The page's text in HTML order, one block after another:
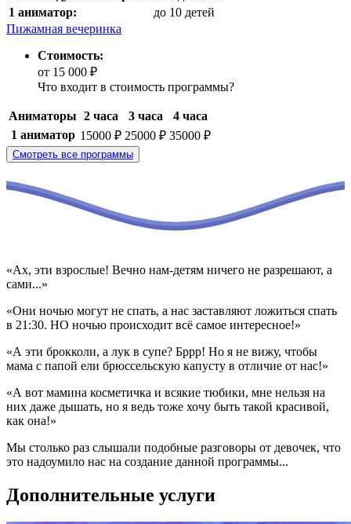
1 аниматор:
до 10 детей
Пижамная вечеринка
Стоимость:
от 15 000 ₽
Что входит в стоимость программы?
Аниматоры 2 часа 3 часа
4 часа
1 аниматор 15000 ₽ 25000 ₽ 35000 ₽
Смотреть все программы
«Ах, эти взрослые! Вечно нам-детям ничего не разрешают, а
сами...»
«Они ночью могут не спать, а нас заставляют ложиться спать
в 21:30. НО ночью происходит всё самое интересное!»
«А эти брокколи, а лук в супе? Бррр! Но я не вижу, чтобы
мама с папой ели брюссельскую капусту в отличие от нас!»
«А вот мамина косметичка и всякие тюбики, мне нельзя на
них даже дышать, но я ведь тоже хочу быть такой красивой,
как она!»
Мы столько раз слышали подобные разговоры от девочек, что
это надоумило нас на создание данной программы...
Дополнительные услуги